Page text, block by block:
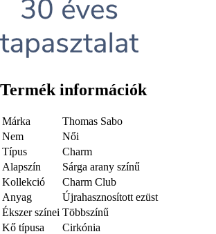
Termék információk
Márka
Thomas Sabo
Nem
Női
Típus
Charm
Alapszín
Sárga arany színű
Kollekció
Charm Club
Anyag
Újrahasznosított ezüst
Ékszer színei Többszínű
Kő típusa
Cirkónia